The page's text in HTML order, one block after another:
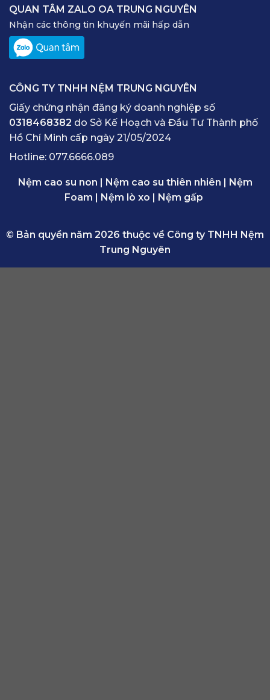
QUAN TÂM ZALO OA TRUNG NGUYÊN
Nhận các thông tin khuyến mãi hấp dẫn
CÔNG TY TNHH NỆM TRUNG NGUYÊN
Giấy chứng nhận đăng ký doanh nghiệp số
0318468382 do Sở Kế Hoạch và Đầu Tư Thành phố
Hồ Chí Minh cấp ngày 21/05/2024
Hotline: 077.6666.089
Nệm cao su non | Nệm cao su thiên nhiên | Nệm
Foam | Nệm lò xo | Nệm gấp
© Bản quyền năm 2026 thuộc về Công ty TNHH Nệm
Trung Nguyên